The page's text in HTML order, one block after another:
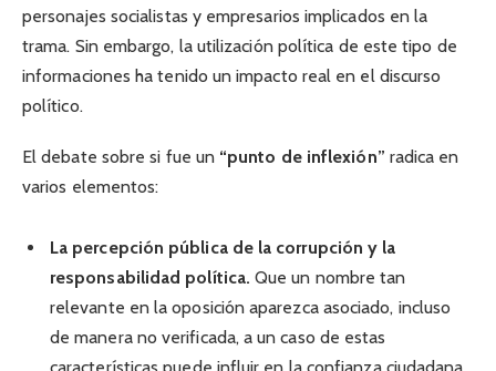
personajes socialistas y empresarios implicados en la
trama. Sin embargo, la utilización política de este tipo de
informaciones ha tenido un impacto real en el discurso
político.
El debate sobre si fue un “punto de inflexión” radica en
varios elementos:
La percepción pública de la corrupción y la
responsabilidad política. Que un nombre tan
relevante en la oposición aparezca asociado, incluso
de manera no verificada, a un caso de estas